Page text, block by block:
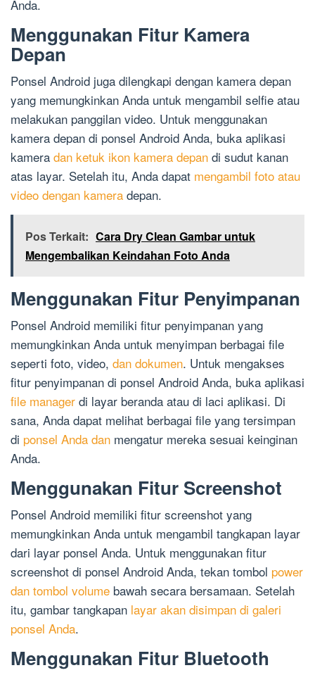
Anda.
Menggunakan Fitur Kamera
Depan
Ponsel Android juga dilengkapi dengan kamera depan
yang memungkinkan Anda untuk mengambil selfie atau
melakukan panggilan video. Untuk menggunakan
kamera depan di ponsel Android Anda, buka aplikasi
kamera dan ketuk ikon kamera depan di sudut kanan
atas layar. Setelah itu, Anda dapat mengambil foto atau
video dengan kamera depan.
Pos Terkait: Cara Dry Clean Gambar untuk
Mengembalikan Keindahan Foto Anda
Menggunakan Fitur Penyimpanan
Ponsel Android memiliki fitur penyimpanan yang
memungkinkan Anda untuk menyimpan berbagai file
seperti foto, video, dan dokumen. Untuk mengakses
fitur penyimpanan di ponsel Android Anda, buka aplikasi
file manager di layar beranda atau di laci aplikasi. Di
sana, Anda dapat melihat berbagai file yang tersimpan
di ponsel Anda dan mengatur mereka sesuai keinginan
Anda.
Menggunakan Fitur Screenshot
Ponsel Android memiliki fitur screenshot yang
memungkinkan Anda untuk mengambil tangkapan layar
dari layar ponsel Anda. Untuk menggunakan fitur
screenshot di ponsel Android Anda, tekan tombol power
dan tombol volume bawah secara bersamaan. Setelah
itu, gambar tangkapan layar akan disimpan di galeri
ponsel Anda.
Menggunakan Fitur Bluetooth